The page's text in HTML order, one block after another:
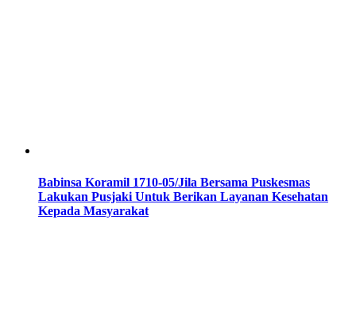
Babinsa Koramil 1710-05/Jila Bersama Puskesmas
Lakukan Pusjaki Untuk Berikan Layanan Kesehatan
Kepada Masyarakat